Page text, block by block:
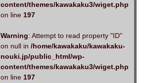
content/themes/kawakaku3/wiget.php
on line 197
Warning: Attempt to read property "ID"
on null in /home/kawakaku/kawakaku-
nouki.jp/public_html/wp-
content/themes/kawakaku3/wiget.php
on line 197